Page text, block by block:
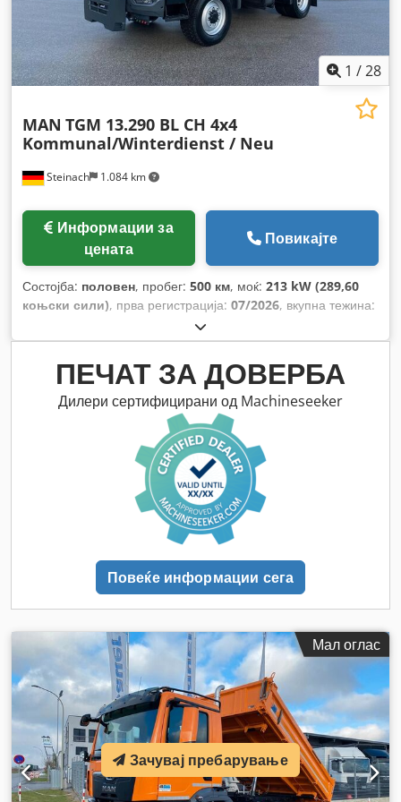
1 /28
Steinach 1.084 km
MAN TGM 13.290 BL CH 4x4
Kommunal/Winterdienst / Neu
цената
Повикајте
Состојба: половен, пробег: 500 км, моќ: 213 kW (289,60
коњски сили), прва регистрација: 07/2026, вкупна тежина:
дизел
конфигурација на оските:2 оски, тип на пренос:
автоматски, ширина на товарниот простор:2.350 мм
должина на товарниот простор:4.000 мм , висина на
просторот за товарење:500 мм, Година на изградба:2026
ABS, грејач за паркирање, електронска
програма за стабилност (ESP), клима уред, погон на
ПЕЧАТ ЗА ДОВЕРБА
Дилери сертифицирани од Machineseeker
Повеќе информации сега
Мал оглас
Зачувај пребарување